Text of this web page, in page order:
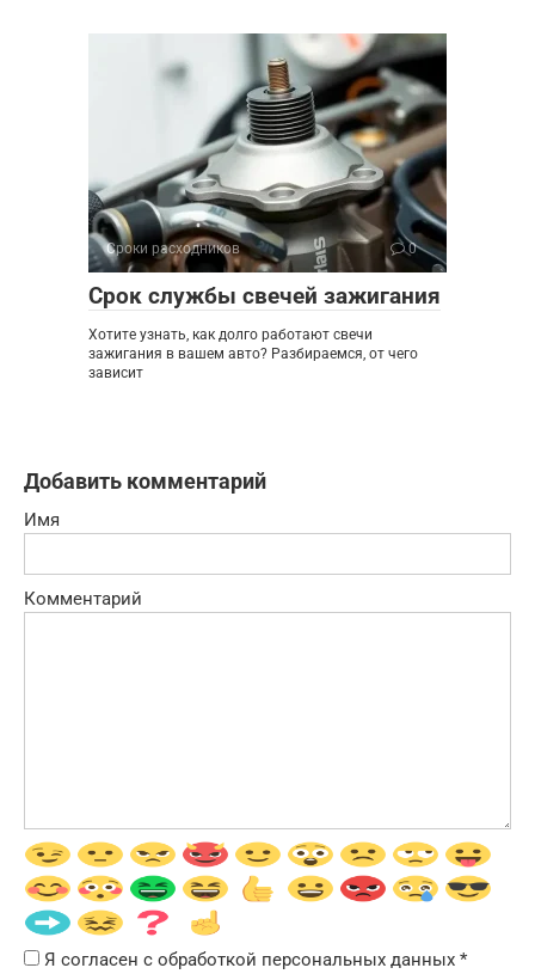
Сроки расходников 0
Срок службы свечей зажигания
Хотите узнать, как долго работают свечи
зажигания в вашем авто? Разбираемся, от чего
зависит
Добавить комментарий
Имя
Комментарий
Я согласен с обработкой персональных данных *